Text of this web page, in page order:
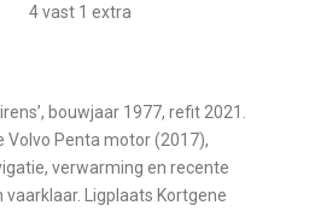
4 vast 1 extra
bouwjaar 1977, refit 2021.
Volvo Penta motor (2017),
verwarming en recente
vaarklaar. Ligplaats Kortgene